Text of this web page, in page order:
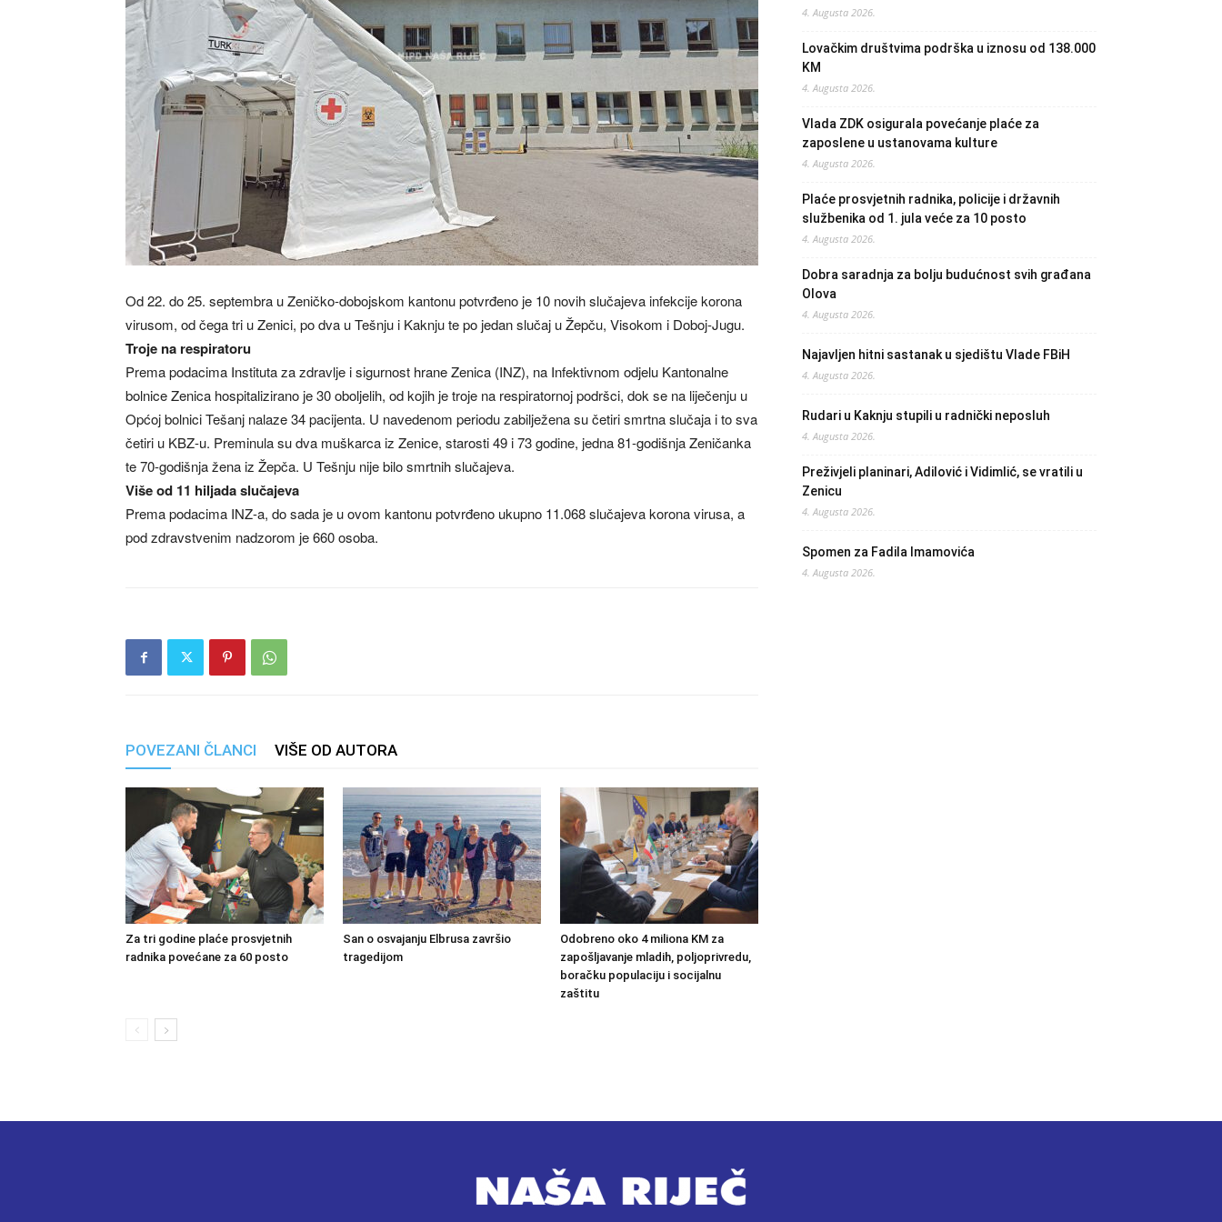
Od 22. do 25. septembra u Zeničko-dobojskom kantonu potvrđeno je 10 novih slučajeva infekcije korona
virusom, od čega tri u Zenici, po dva u Tešnju i Kaknju te po jedan slučaj u Žepču, Visokom i Doboj-Jugu.
Troje na respiratoru
Prema podacima Instituta za zdravlje i sigurnost hrane Zenica (INZ), na Infektivnom odjelu Kantonalne
bolnice Zenica hospitalizirano je 30 oboljelih, od kojih je troje na respiratornoj podršci, dok se na liječenju u
Općoj bolnici Tešanj nalaze 34 pacijenta. U navedenom periodu zabilježena su četiri smrtna slučaja i to sva
četiri u KBZ-u. Preminula su dva muškarca iz Zenice, starosti 49 i 73 godine, jedna 81-godišnja Zeničanka
te 70-godišnja žena iz Žepča. U Tešnju nije bilo smrtnih slučajeva.
Više od 11 hiljada slučajeva
Prema podacima INZ-a, do sada je u ovom kantonu potvrđeno ukupno 11.068 slučajeva korona virusa, a
pod zdravstvenim nadzorom je 660 osoba.
POVEZANI ČLANCI VIŠE OD AUTORA
Za tri godine plaće prosvjetnih
radnika povećane za 60 posto
San o osvajanju Elbrusa završio
tragedijom
Odobreno oko 4 miliona KM za
zapošljavanje mladih, poljoprivredu,
boračku populaciju i socijalnu
zaštitu
4. Augusta 2026.
Lovačkim društvima podrška u iznosu od 138.000
KM
4. Augusta 2026.
Vlada ZDK osigurala povećanje plaće za
zaposlene u ustanovama kulture
4. Augusta 2026.
Plaće prosvjetnih radnika, policije i državnih
službenika od 1. jula veće za 10 posto
4. Augusta 2026.
Dobra saradnja za bolju budućnost svih građana
Olova
4. Augusta 2026.
Najavljen hitni sastanak u sjedištu Vlade FBiH
4. Augusta 2026.
Rudari u Kaknju stupili u radnički neposluh
4. Augusta 2026.
Preživjeli planinari, Adilović i Vidimlić, se vratili u
Zenicu
4. Augusta 2026.
Spomen za Fadila Imamovića
4. Augusta 2026.